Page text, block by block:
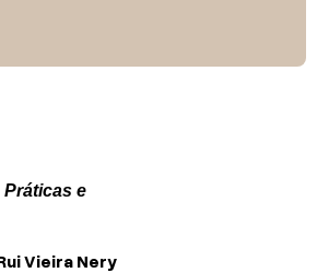
e
Vieira Nery